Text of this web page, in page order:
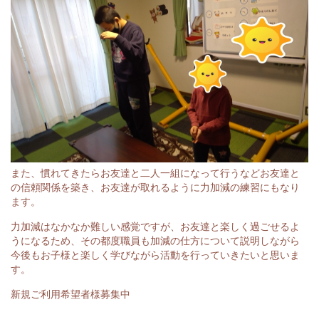
また、慣れてきたらお友達と二人一組になって行うなどお友達と
の信頼関係を築き、お友達が取れるように力加減の練習にもなり
ます。
力加減はなかなか難しい感覚ですが、お友達と楽しく過ごせるよ
うになるため、その都度職員も加減の仕方について説明しながら
今後もお子様と楽しく学びながら活動を行っていきたいと思いま
す。
新規ご利用希望者様募集中